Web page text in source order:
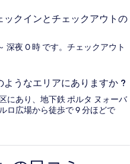
クインとチェックアウトの
深夜 0 時 です。チェックアウト
うなエリアにありますか ?
にあり、地下鉄 ポルタ ヌォーバ
ロ広場から徒歩で 9 分ほどで